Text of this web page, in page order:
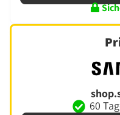
60